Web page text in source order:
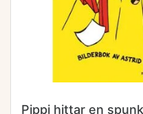
Pippi hittar en spunk